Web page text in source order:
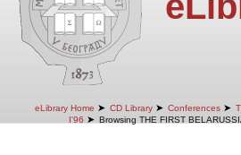
eLibrary Home ➤ CD Library ➤ Conferences ➤
I'96 ➤ Browsing THE FIRST